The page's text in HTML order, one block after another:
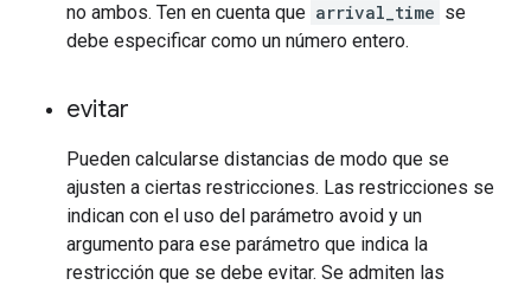
no ambos. Ten en cuenta que arrival_time se
debe especificar como un número entero.
evitar
Pueden calcularse distancias de modo que se
ajusten a ciertas restricciones. Las restricciones se
indican con el uso del parámetro avoid y un
argumento para ese parámetro que indica la
restricción que se debe evitar. Se admiten las